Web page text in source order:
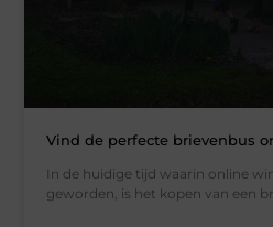
Vind de perfecte brievenbus
In de huidige tijd waarin online
geworden, is het kopen van een